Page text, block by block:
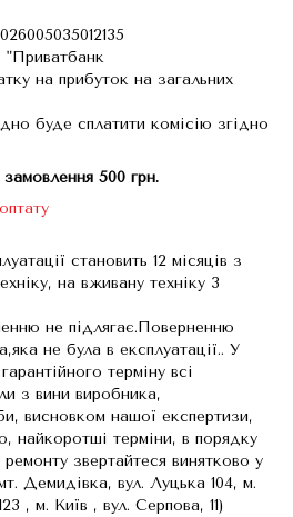
на прибуток на загальних
буде сплатити комісію згідно
замовлення 500 грн.
становить 12 місяців з
на вживану техніку 3
не підлягає.Поверненню
не була в експлуатації.. У
терміну всі
з вини виробника,
висновком нашої експертизи,
найкоротші терміни, в порядку
звертайтеся винятково у
Демидівка, вул. Луцька 104, м.
, м. Київ , вул. Серпова, 11)